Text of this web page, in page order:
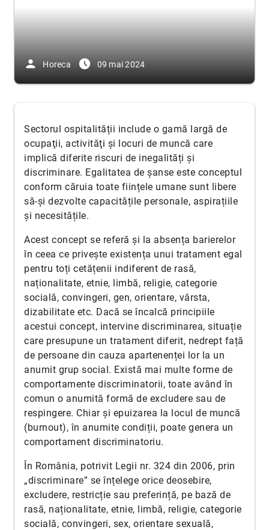
person Horeca access_time_filled 09 mai 2024
Sectorul ospitalității include o gamă largă de
ocupaţii, activităţi şi locuri de muncă care
implică diferite riscuri de inegalități și
discriminare. Egalitatea de şanse este conceptul
conform căruia toate ființele umane sunt libere
să-și dezvolte capacitățile personale, aspirațiile
și necesitățile.
Acest concept se referă și la absența barierelor
în ceea ce privește existența unui tratament egal
pentru toți cetățenii indiferent de rasă,
naționalitate, etnie, limbă, religie, categorie
socială, convingeri, gen, orientare, vârsta,
dizabilitate etc. Dacă se încalcă principiile
acestui concept, intervine discriminarea, situație
care presupune un tratament diferit, nedrept față
de persoane din cauza apartenenței lor la un
anumit grup social. Există mai multe forme de
comportamente discriminatorii, toate având în
comun o anumită formă de excludere sau de
respingere. Chiar și epuizarea la locul de muncă
(burnout), în anumite condiții, poate genera un
comportament discriminatoriu.
În România, potrivit Legii nr. 324 din 2006, prin
„discriminare” se înțelege orice deosebire,
excludere, restricție sau preferință, pe bază de
rasă, naționalitate, etnie, limbă, religie, categorie
socială, convingeri, sex, orientare sexuală,